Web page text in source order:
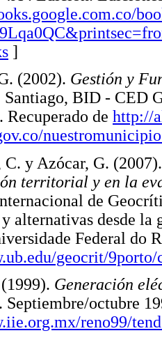
]
(2002). Gestión y
Santiago, BID - CED
. Recuperado de http://
C. y Azócar, G.
territorial y en la
de
alternativas desde la
Federal do
geocrit/
Generación
octubre
reno99/